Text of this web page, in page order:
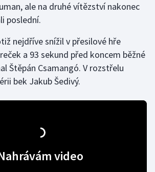
ale na druhé vítězství nakonec
poslední.
nejdříve snížil v přesilové hře
a 93 sekund před koncem běžné
Štěpán Csamangó. V rozstřelu
bek Jakub Šedivý.
video